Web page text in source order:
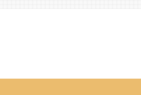
在留手数料、10月から大幅上